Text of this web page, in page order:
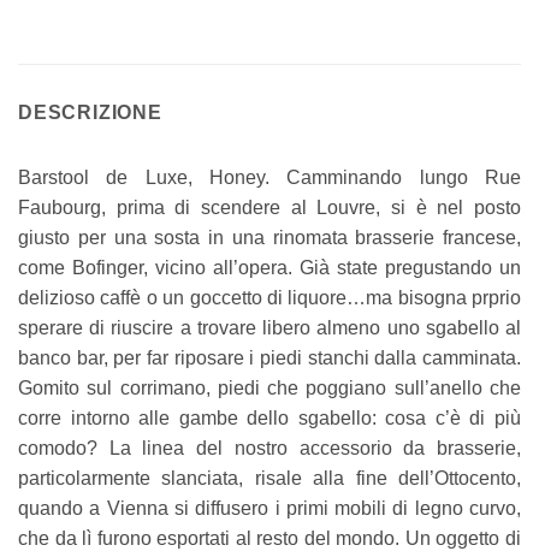
DESCRIZIONE
Barstool de Luxe, Honey. Camminando lungo Rue
Faubourg, prima di scendere al Louvre, si è nel posto
giusto per una sosta in una rinomata brasserie francese,
come Bofinger, vicino all’opera. Già state pregustando un
delizioso caffè o un goccetto di liquore…ma bisogna prprio
sperare di riuscire a trovare libero almeno uno sgabello al
banco bar, per far riposare i piedi stanchi dalla camminata.
Gomito sul corrimano, piedi che poggiano sull’anello che
corre intorno alle gambe dello sgabello: cosa c’è di più
comodo? La linea del nostro accessorio da brasserie,
particolarmente slanciata, risale alla fine dell’Ottocento,
quando a Vienna si diffusero i primi mobili di legno curvo,
che da lì furono esportati al resto del mondo. Un oggetto di